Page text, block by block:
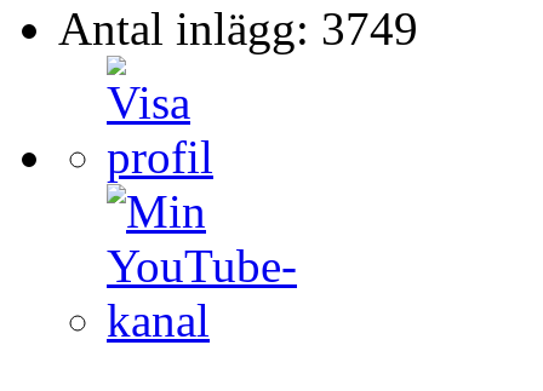
Antal inlägg: 3749